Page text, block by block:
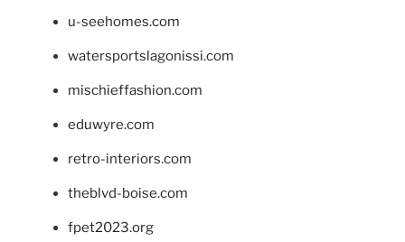
u-seehomes.com
watersportslagonissi.com
mischieffashion.com
eduwyre.com
retro-interiors.com
theblvd-boise.com
fpet2023.org